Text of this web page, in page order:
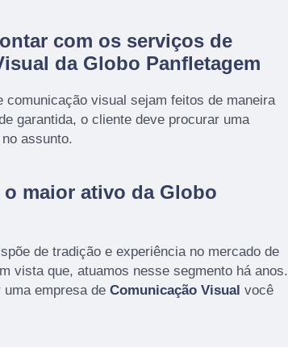
com os serviços de
da Globo Panfletagem
comunicação visual sejam feitos de maneira
garantida, o cliente deve procurar uma
assunto.
o maior ativo da Globo
de tradição e experiência no mercado de
vista que, atuamos nesse segmento há anos.
empresa de Comunicação Visual você